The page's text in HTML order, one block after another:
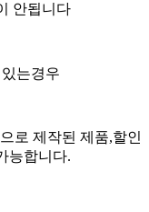
안됩니다
는경우
로 제작된 제품,할인
능합니다.